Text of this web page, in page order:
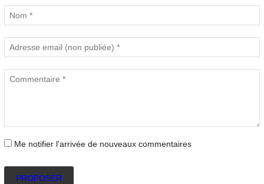
Me notifier l'arrivée de nouveaux commentaires
PROPOSER